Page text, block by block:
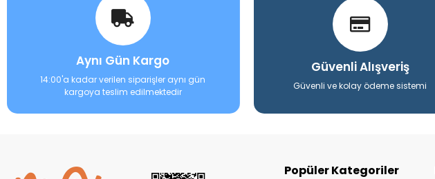
Aynı Gün Kargo
14:00'a kadar verilen siparişler aynı gün
kargoya teslim edilmektedir
Güvenli Alışveriş
Güvenli ve kolay ödeme sistemi
Popüler Kategoriler